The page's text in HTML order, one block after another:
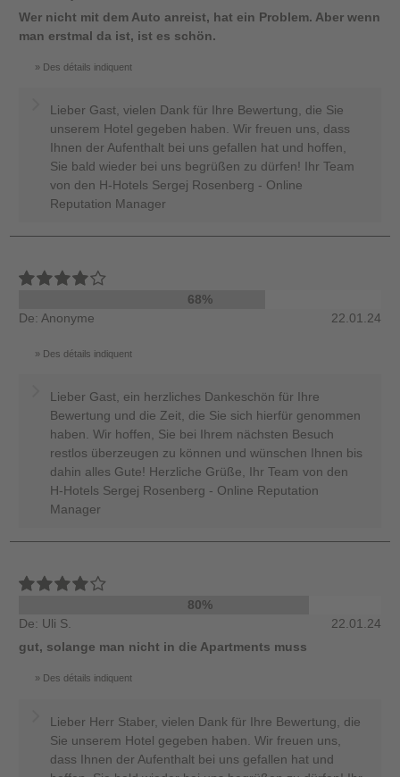
Wer nicht mit dem Auto anreist, hat ein Problem. Aber wenn
man erstmal da ist, ist es schön.
Des détails indiquent
Lieber Gast, vielen Dank für Ihre Bewertung, die Sie
unserem Hotel gegeben haben. Wir freuen uns, dass
Ihnen der Aufenthalt bei uns gefallen hat und hoffen,
Sie bald wieder bei uns begrüßen zu dürfen! Ihr Team
von den H-Hotels Sergej Rosenberg - Online
Reputation Manager
68%
De: Anonyme
22.01.24
Des détails indiquent
Lieber Gast, ein herzliches Dankeschön für Ihre
Bewertung und die Zeit, die Sie sich hierfür genommen
haben. Wir hoffen, Sie bei Ihrem nächsten Besuch
restlos überzeugen zu können und wünschen Ihnen bis
dahin alles Gute! Herzliche Grüße, Ihr Team von den
H-Hotels Sergej Rosenberg - Online Reputation
Manager
80%
De: Uli S.
22.01.24
gut, solange man nicht in die Apartments muss
Des détails indiquent
Lieber Herr Staber, vielen Dank für Ihre Bewertung, die
Sie unserem Hotel gegeben haben. Wir freuen uns,
dass Ihnen der Aufenthalt bei uns gefallen hat und